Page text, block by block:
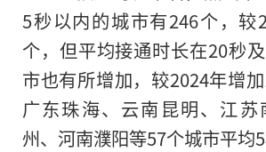
5秒以内的城市有246个，较
个，但平均接通时长在20秒
市也有所增加，较2024年增加
广东珠海、云南昆明、江苏
州、河南濮阳等57个城市平均5